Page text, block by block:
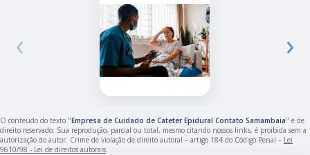
‹ ›
O conteúdo do texto "Empresa de Cuidado de Cateter Epidural Contato Samambaia" é de
direito reservado. Sua reprodução, parcial ou total, mesmo citando nossos links, é proibida sem a
autorização do autor. Crime de violação de direito autoral – artigo 184 do Código Penal – Lei
9610/98 - Lei de direitos autorais